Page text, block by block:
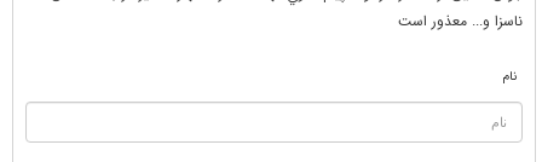
ناسزا و... معذور است
نام